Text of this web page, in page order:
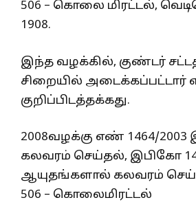
506 – கொலை மிரட்டல்,
1908.
இந்த வழக்கில், குண்டர்
சிறையில் அடைக்கப்பட்டார்
குறிப்பிடத்தக்கது.
2008வழக்கு எண் 1464/2003
கலவரம் செய்தல், இபிகோ
ஆயுதங்களால் கலவரம்
506 – கொலைமிரட்டல்